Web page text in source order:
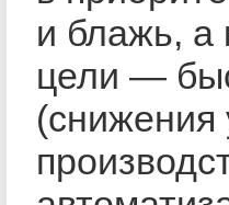
и блажь, а
цели —
(снижения